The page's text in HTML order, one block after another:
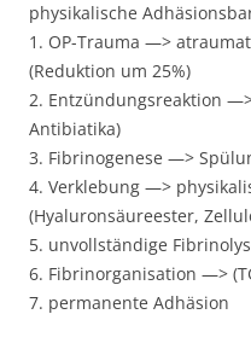
physikalische
1. OP-Trauma —>
(Reduktion um 25%)
2. Entzündungsreaktion
Antibiatika)
3. Fibrinogenese —>
4. Verklebung —>
(Hyaluronsäureester,
5. unvollständige
6. Fibrinorganisation —>
7. permanente Adhäsion